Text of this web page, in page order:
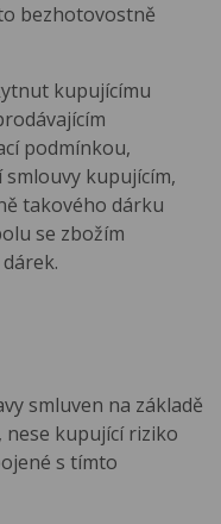
bezhotovostně
kupujícímu
podmínkou,
kupujícím,
takového dárku
se zbožím
smluven na základě
kupující riziko
s tímto